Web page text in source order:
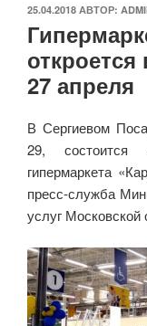
ОПУБЛИКОВАНО
25.04.2018 АВТОР:
27 апреля
В Сергиевом
29, состоится
гипермаркета
пресс-служба
услуг Московской